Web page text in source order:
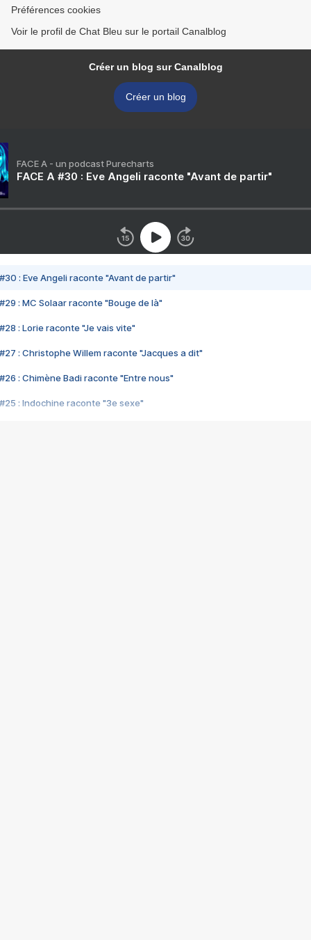
Préférences cookies
Voir le profil de Chat Bleu sur le portail Canalblog
Créer un blog sur Canalblog
Créer un blog
FACE A - un podcast Purecharts
FACE A #30 : Eve Angeli raconte "Avant de partir"
#30 : Eve Angeli raconte "Avant de partir"
#29 : MC Solaar raconte "Bouge de là"
#28 : Lorie raconte "Je vais vite"
#27 : Christophe Willem raconte "Jacques a dit"
#26 : Chimène Badi raconte "Entre nous"
#25 : Indochine raconte "3e sexe"